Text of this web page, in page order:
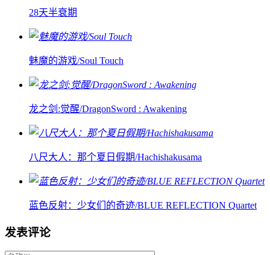
28天半衰期
魅魔的游戏/Soul Touch
龙之剑:觉醒/DragonSword : Awakening
八尺大人：那个夏日假期/Hachishakusama
蓝色反射：少女们的奇迹/BLUE REFLECTION Quartet
发表评论